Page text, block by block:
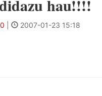
hau!!!!
2007-01-23 15:18